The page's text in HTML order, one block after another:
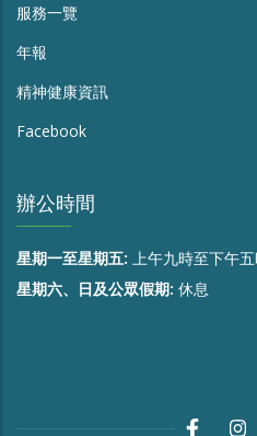
服務一覽
年報
精神健康資訊
Facebook
辦公時間
星期一至星期五: 上午九時至下午
星期六、日及公眾假期: 休息